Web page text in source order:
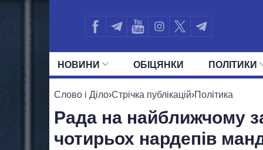
НОВИНИ ОБIЦЯНКИ ПОЛIТИКИ
УСІ ПОЛІТИКИ ПРЕЗИДЕНТ І ОФІС
Слово і Діло›Стрічка публікацій›Політика
Рада на найближчому
чотирьох нардепів